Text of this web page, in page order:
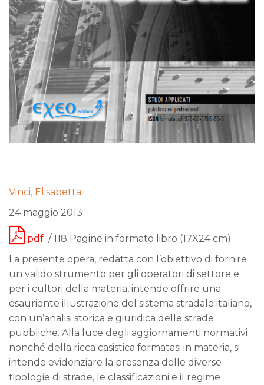
Vinci, Elisabetta
24 maggio 2013
pdf / 118 Pagine in formato libro (17X24 cm)
La presente opera, redatta con l’obiettivo di fornire
un valido strumento per gli operatori di settore e
per i cultori della materia, intende offrire una
esauriente illustrazione del sistema stradale italiano,
con un’analisi storica e giuridica delle strade
pubbliche. Alla luce degli aggiornamenti normativi
nonché della ricca casistica formatasi in materia, si
intende evidenziare la presenza delle diverse
tipologie di strade, le classificazioni e il regime